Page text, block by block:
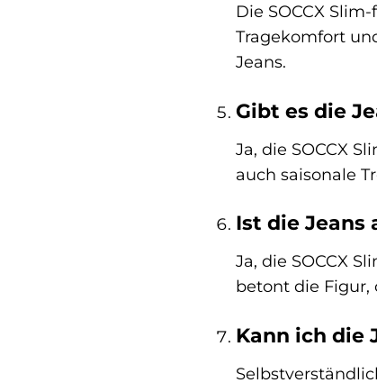
Die SOCCX
Tragekomfort
Jeans.
Gibt es die
Ja, die SOCCX
auch saisonale
Ist die Jeans
Ja, die SOCCX
betont die Figur,
Kann ich die